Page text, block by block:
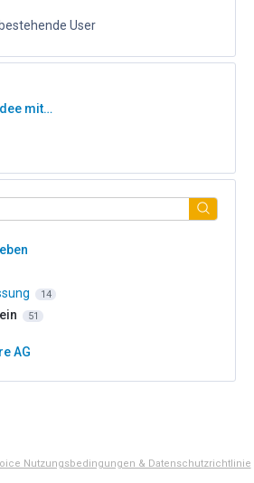
User
mit…
14
51
AG
Nutzungsbedingungen & Datenschutzrichtlinie